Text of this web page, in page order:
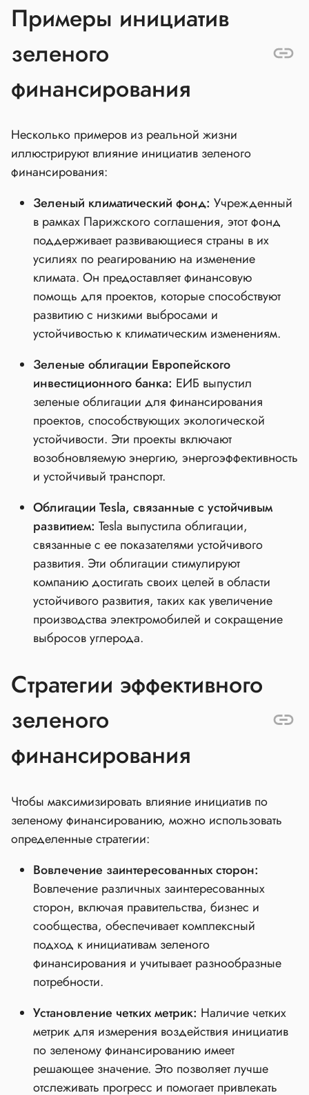
Примеры инициатив
зеленого
финансирования
Несколько примеров из реальной жизни
иллюстрируют влияние инициатив зеленого
финансирования:
Зеленый климатический фонд: Учрежденный
в рамках Парижского соглашения, этот фонд
поддерживает развивающиеся страны в их
усилиях по реагированию на изменение
климата. Он предоставляет финансовую
помощь для проектов, которые способствуют
развитию с низкими выбросами и
устойчивостью к климатическим изменениям.
Зеленые облигации Европейского
инвестиционного банка: ЕИБ выпустил
зеленые облигации для финансирования
проектов, способствующих экологической
устойчивости. Эти проекты включают
возобновляемую энергию, энергоэффективность
и устойчивый транспорт.
Облигации Tesla, связанные с устойчивым
развитием: Tesla выпустила облигации,
связанные с ее показателями устойчивого
развития. Эти облигации стимулируют
компанию достигать своих целей в области
устойчивого развития, таких как увеличение
производства электромобилей и сокращение
выбросов углерода.
Стратегии эффективного
зеленого
финансирования
Чтобы максимизировать влияние инициатив по
зеленому финансированию, можно использовать
определенные стратегии:
Вовлечение заинтересованных сторон:
Вовлечение различных заинтересованных
сторон, включая правительства, бизнес и
сообщества, обеспечивает комплексный
подход к инициативам зеленого
финансирования и учитывает разнообразные
потребности.
Установление четких метрик: Наличие четких
метрик для измерения воздействия инициатив
по зеленому финансированию имеет
решающее значение. Это позволяет лучше
отслеживать прогресс и помогает привлекать